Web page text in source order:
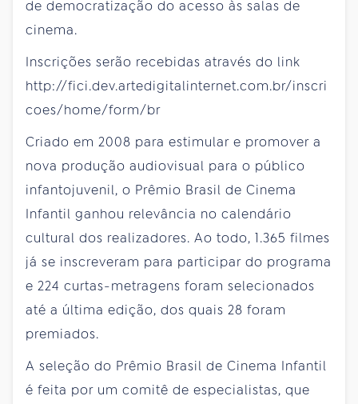
de democratização do acesso às salas de
cinema.
Inscrições serão recebidas através do link
http://fici.dev.artedigitalinternet.com.br/inscri
coes/home/form/br
Criado em 2008 para estimular e promover a
nova produção audiovisual para o público
infantojuvenil, o Prêmio Brasil de Cinema
Infantil ganhou relevância no calendário
cultural dos realizadores. Ao todo, 1.365 filmes
já se inscreveram para participar do programa
e 224 curtas-metragens foram selecionados
até a última edição, dos quais 28 foram
premiados.
A seleção do Prêmio Brasil de Cinema Infantil
é feita por um comitê de especialistas, que